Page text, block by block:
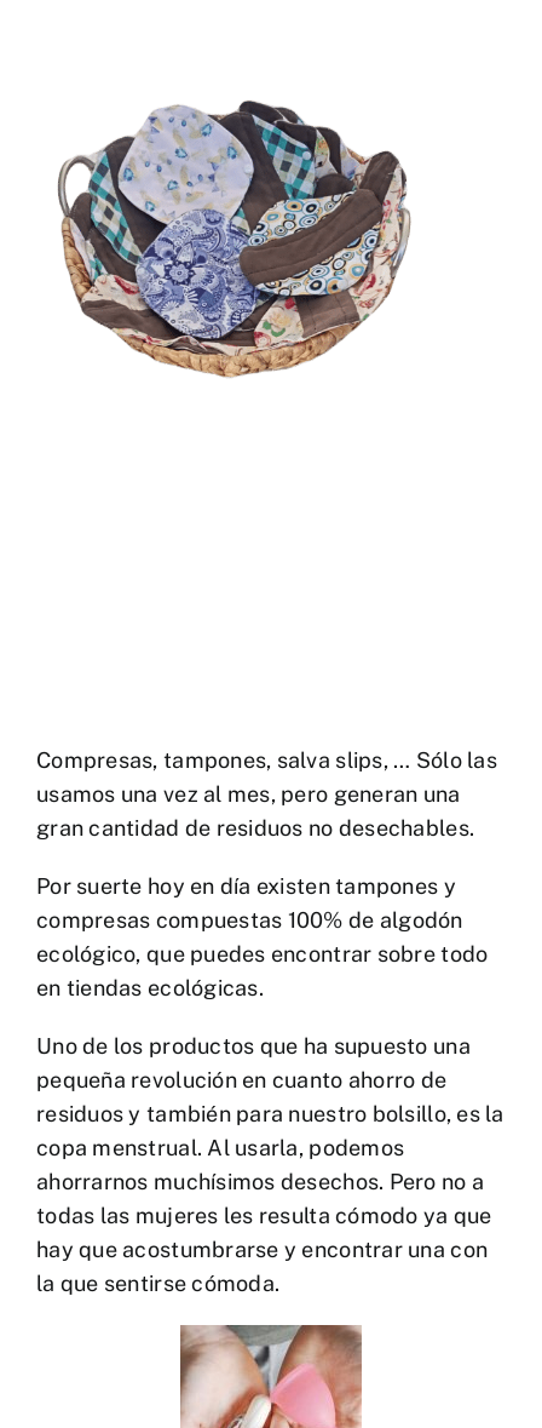
Compresas, tampones, salva slips, … Sólo las
usamos una vez al mes, pero generan una
gran cantidad de residuos no desechables.
Por suerte hoy en día existen tampones y
compresas compuestas 100% de algodón
ecológico, que puedes encontrar sobre todo
en tiendas ecológicas.
Uno de los productos que ha supuesto una
pequeña revolución en cuanto ahorro de
residuos y también para nuestro bolsillo, es la
copa menstrual. Al usarla, podemos
ahorrarnos muchísimos desechos. Pero no a
todas las mujeres les resulta cómodo ya que
hay que acostumbrarse y encontrar una con
la que sentirse cómoda.